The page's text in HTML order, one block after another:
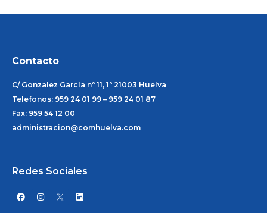
Contacto
C/ Gonzalez García nº 11, 1º 21003 Huelva
Telefonos: 959 24 01 99 – 959 24 01 87
Fax: 959 54 12 00
administracion@comhuelva.com
Redes Sociales
F
a
I
n
L
i